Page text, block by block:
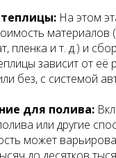
На этом
материалов
пленка и т. д.) и
зависит от её
без, с системой
для полива:
или другие
может